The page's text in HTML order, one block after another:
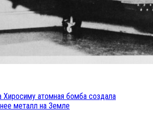
Хиросиму атомная бомба создала
металл на Земле